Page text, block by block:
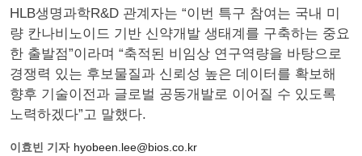
HLB생명과학R&D 관계자는 “이번 특구 참여는 국내 미
량 칸나비노이드 기반 신약개발 생태계를 구축하는 중요
한 출발점”이라며 “축적된 비임상 연구역량을 바탕으로
경쟁력 있는 후보물질과 신뢰성 높은 데이터를 확보해
향후 기술이전과 글로벌 공동개발로 이어질 수 있도록
노력하겠다”고 말했다.
이효빈 기자 hyobeen.lee@bios.co.kr